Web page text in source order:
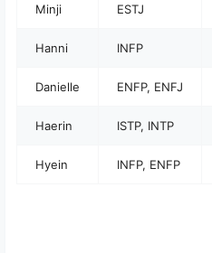
Minji ESTJ
Hanni INFP
Danielle ENFP, ENFJ
Haerin ISTP, INTP
Hyein INFP, ENFP